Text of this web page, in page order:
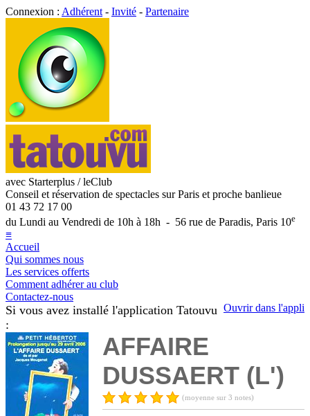
Connexion : Adhérent - Invité - Partenaire
avec Starterplus / leClub
Conseil et réservation de spectacles sur Paris et proche banlieue
01 43 72 17 00
du Lundi au Vendredi de 10h à 18h - 56 rue de Paradis, Paris 10e
≡
Accueil
Qui sommes nous
Les services offerts
Comment adhérer au club
Contactez-nous
Ouvrir dans l'appli
Si vous avez installé l'application Tatouvu
:
AFFAIRE
DUSSAERT (L')
(moyenne sur 3 notes)